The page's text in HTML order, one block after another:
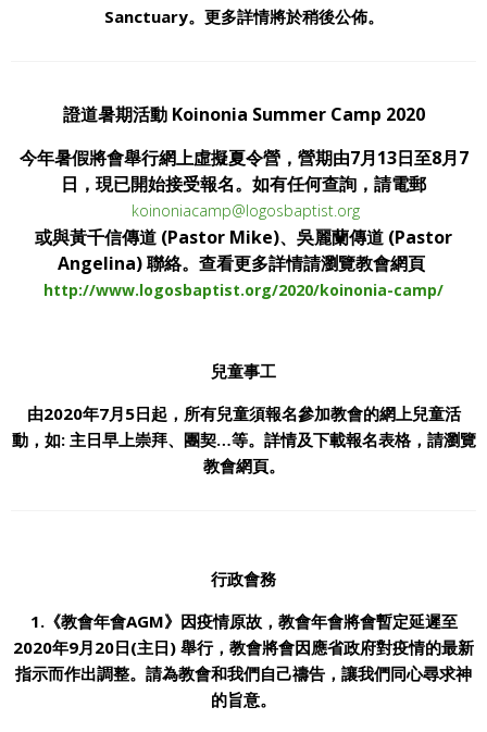
Sanctuary。更多詳情將於稍後公佈。
證道暑期活動 Koinonia Summer Camp 2020
今年暑假將會舉行網上虛擬夏令營，營期由7月13日至8月7
日，現已開始接受報名。如有任何查詢，請電郵
koinoniacamp@logosbaptist.org
或與黃千信傳道 (Pastor Mike)、吳麗蘭傳道 (Pastor
Angelina) 聯絡。查看更多詳情請瀏覽教會網頁
http://www.logosbaptist.org/2020/koinonia-camp/
兒童事工
由2020年7月5日起，所有兒童須報名參加教會的網上兒童活
動，如: 主日早上崇拜、團契…等。詳情及下載報名表格，請瀏覽
教會網頁。
行政會務
1.《教會年會AGM》因疫情原故，教會年會將會暫定延遲至
2020年9月20日(主日) 舉行，教會將會因應省政府對疫情的最新
指示而作出調整。請為教會和我們自己禱告，讓我們同心尋求神
的旨意。